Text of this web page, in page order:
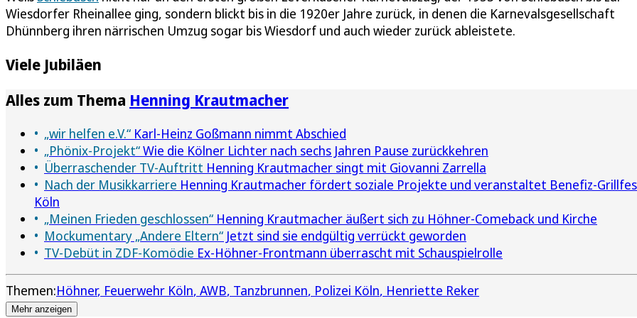
Wiesdorfer Rheinallee ging, sondern blickt bis in die 1920er Jahre zurück, in denen die Karnevalsgesellschaft
Dhünnberg ihren närrischen Umzug sogar bis Wiesdorf und auch wieder zurück ableistete.
Viele Jubiläen
Alles zum Thema Henning Krautmacher
„wir helfen e.V.“ Karl-Heinz Goßmann nimmt Abschied
„Phönix-Projekt“Wie die Kölner Lichter nach sechs Jahren Pause zurückkehren
Überraschender TV-Auftritt Henning Krautmacher singt mit Giovanni Zarrella
Nach der Musikkarriere Henning Krautmacher fördert soziale Projekte und veranstaltet Benefiz-
Köln
„Meinen Frieden geschlossen“ Henning Krautmacher äußert sich zu Höhner-Comeback und Kirche
Mockumentary „Andere Eltern“ Jetzt sind sie endgültig verrückt geworden
TV-Debüt in ZDF-Komödie Ex-Höhner-Frontmann überrascht mit Schauspielrolle
Themen:Höhner Feuerwehr Köln AWB Tanzbrunnen Polizei Köln Henriette Reker
Mehr anzeigen